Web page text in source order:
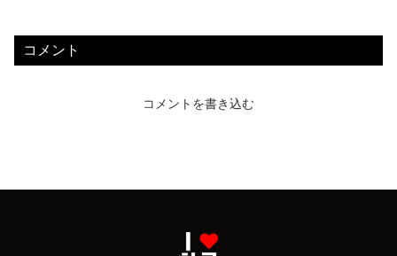
コメント
コメントを書き込む